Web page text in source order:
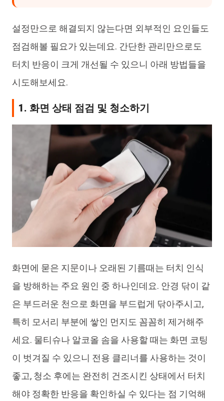
설정만으로 해결되지 않는다면 외부적인 요인들도
점검해볼 필요가 있는데요. 간단한 관리만으로도
터치 반응이 크게 개선될 수 있으니 아래 방법들을
시도해보세요.
1. 화면 상태 점검 및 청소하기
화면에 묻은 지문이나 오래된 기름때는 터치 인식
을 방해하는 주요 원인 중 하나인데요. 안경 닦이 같
은 부드러운 천으로 화면을 부드럽게 닦아주시고,
특히 모서리 부분에 쌓인 먼지도 꼼꼼히 제거해주
세요. 물티슈나 알코올 솜을 사용할 때는 화면 코팅
이 벗겨질 수 있으니 전용 클리너를 사용하는 것이
좋고, 청소 후에는 완전히 건조시킨 상태에서 터치
해야 정확한 반응을 확인하실 수 있다는 점 기억해